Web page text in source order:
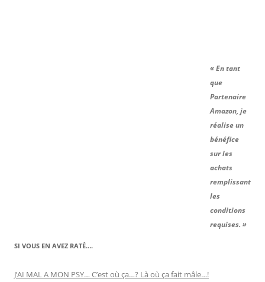
« En tant
que
Partenaire
Amazon, je
réalise un
bénéfice
sur les
achats
remplissant
les
conditions
requises. »
SI VOUS EN AVEZ RATÉ….
J’AI MAL A MON PSY… C’est où ça…? Là où ça fait mâle…!